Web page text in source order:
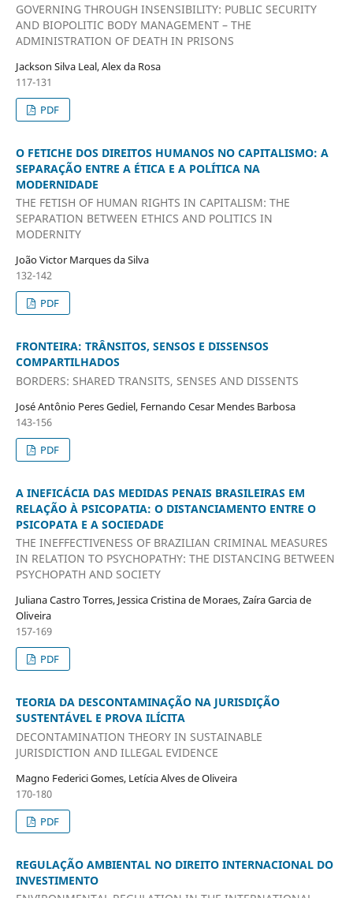
GOVERNING THROUGH INSENSIBILITY: PUBLIC SECURITY
AND BIOPOLITIC BODY MANAGEMENT – THE
ADMINISTRATION OF DEATH IN PRISONS
Jackson Silva Leal, Alex da Rosa
117-131
PDF
O FETICHE DOS DIREITOS HUMANOS NO CAPITALISMO: A
SEPARAÇÃO ENTRE A ÉTICA E A POLÍTICA NA
MODERNIDADE
THE FETISH OF HUMAN RIGHTS IN CAPITALISM: THE
SEPARATION BETWEEN ETHICS AND POLITICS IN
MODERNITY
João Victor Marques da Silva
132-142
PDF
FRONTEIRA: TRÂNSITOS, SENSOS E DISSENSOS
COMPARTILHADOS
BORDERS: SHARED TRANSITS, SENSES AND DISSENTS
José Antônio Peres Gediel, Fernando Cesar Mendes Barbosa
143-156
PDF
A INEFICÁCIA DAS MEDIDAS PENAIS BRASILEIRAS EM
RELAÇÃO À PSICOPATIA: O DISTANCIAMENTO ENTRE O
PSICOPATA E A SOCIEDADE
THE INEFFECTIVENESS OF BRAZILIAN CRIMINAL MEASURES
IN RELATION TO PSYCHOPATHY: THE DISTANCING BETWEEN
PSYCHOPATH AND SOCIETY
Juliana Castro Torres, Jessica Cristina de Moraes, Zaíra Garcia de
Oliveira
157-169
PDF
TEORIA DA DESCONTAMINAÇÃO NA JURISDIÇÃO
SUSTENTÁVEL E PROVA ILÍCITA
DECONTAMINATION THEORY IN SUSTAINABLE
JURISDICTION AND ILLEGAL EVIDENCE
Magno Federici Gomes, Letícia Alves de Oliveira
170-180
PDF
REGULAÇÃO AMBIENTAL NO DIREITO INTERNACIONAL DO
INVESTIMENTO